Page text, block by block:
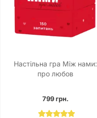
Настільна гра Між нами:
про любов
799 грн.